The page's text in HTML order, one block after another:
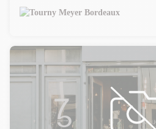
sur la commune de Bruges, aux
de la place Ravezies. L'immeuble,
5 cellules, livrées brut, fluides en
posées.
Le parking intégré et l'accès
faciliteront le quotidien des